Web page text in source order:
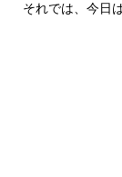
それでは、今日